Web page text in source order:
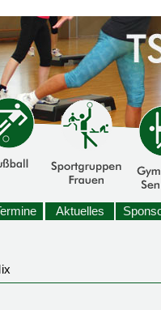
Aktuelles